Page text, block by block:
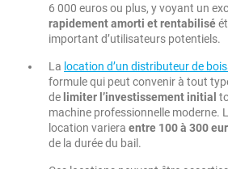
6 000 euros ou plus, y voyant un
rapidement amorti et rentabilisé
important d’utilisateurs potentiels.
La location d’un distributeur de
formule qui peut convenir à tout
de limiter l’investissement initial
machine professionnelle moderne.
location variera entre 100 à 300
de la durée du bail.